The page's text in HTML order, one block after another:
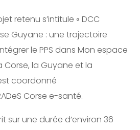
retenu s’intitule « DCC
Guyane : une trajectoire
le PPS dans Mon espace
Corse, la Guyane et la
coordonné
Corse e-santé.
sur une durée d’environ 36